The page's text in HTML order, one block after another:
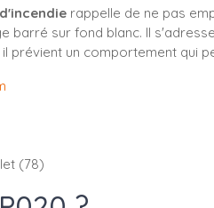
rappelle de ne pas
barré sur fond blanc. Il
un comportement qui
(78)